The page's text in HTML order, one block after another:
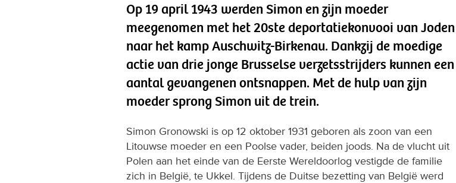
Op 19 april 1943 werden Simon en zijn moeder
meegenomen met het 20ste deportatiekonvooi van Joden
naar het kamp Auschwitz-Birkenau. Dankzij de moedige
actie van drie jonge Brusselse verzetsstrijders kunnen een
aantal gevangenen ontsnappen. Met de hulp van zijn
moeder sprong Simon uit de trein.
Simon Gronowski is op 12 oktober 1931 geboren als zoon van een
Litouwse moeder en een Poolse vader, beiden joods. Na de vlucht uit
Polen aan het einde van de Eerste Wereldoorlog vestigde de familie
zich in België, te Ukkel. Tijdens de Duitse bezetting van België werd